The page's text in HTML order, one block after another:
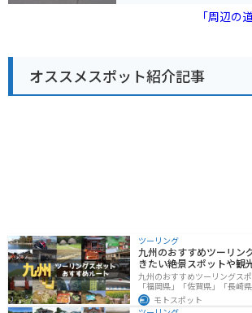
ドがあり、ツーリングにも最適で
りながら、雄大な景色を楽しむ
り、道の駅でもその名水を味わう
た、地元で採れた新鮮な野菜や果
されており、お土産にもおすすめ
「周辺の
オススメスポット紹介記事
ツーリング
九州のおすすめツーリン
きたい絶景スポットや観
九州のおすすめツーリングス
「福岡県」「佐賀県」「長崎
「宮崎都」「鹿児島県」の各
然豊かな山々や湖、温泉地が
モトスポット